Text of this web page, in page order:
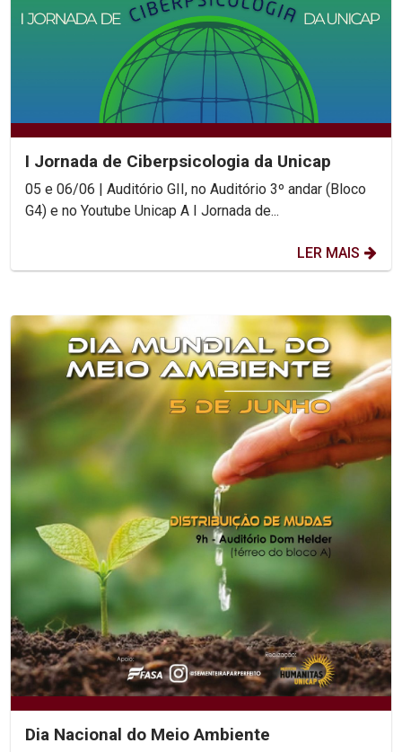
I Jornada de Ciberpsicologia da Unicap
05 e 06/06 | Auditório GII, no Auditório 3º andar (Bloco
G4) e no Youtube Unicap A I Jornada de...
LER MAIS
Dia Nacional do Meio Ambiente